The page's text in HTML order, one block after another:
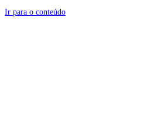
Ir para o conteúdo